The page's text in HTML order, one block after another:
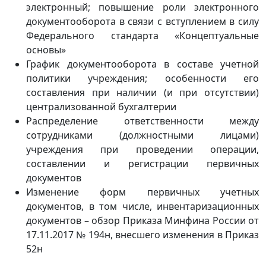
электронный; повышение роли электронного
документооборота в связи с вступлением в силу
Федерального стандарта «Концептуальные
основы»
График документооборота в составе учетной
политики учреждения; особенности его
составления при наличии (и при отсутствии)
централизованной бухгалтерии
Распределение ответственности между
сотрудниками (должностными лицами)
учреждения при проведении операции,
составлении и регистрации первичных
документов
Изменение форм первичных учетных
документов, в том числе, инвентаризационных
документов – обзор Приказа Минфина России от
17.11.2017 № 194н, внесшего изменения в Приказ
52н